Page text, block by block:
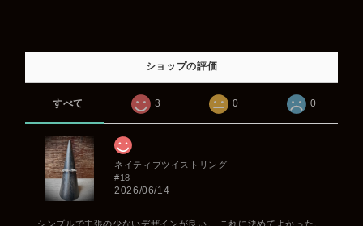
ショップの評価
すべて 3 0 0
ネイティブツイストリング
#18
2026/06/14
シンプルで主張の少ないデザインが良い。 これに決めてよかった。